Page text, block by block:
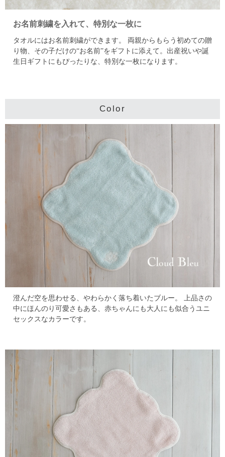
お名前刺繍を入れて、特別な一枚に
タオルにはお名前刺繍ができます。
両親からもらう初めての贈
り物、その子だけの“お名前”をギフトに添えて。 出産祝いや誕
生日ギフトにもぴったりな、特別な一枚になります。
Color
澄んだ空を思わせる、やわらかく落ち着いたブルー。
上品さの
中にほんのり可愛さもある、赤ちゃんにも大人にも似合うユニ
セックスなカラーです。